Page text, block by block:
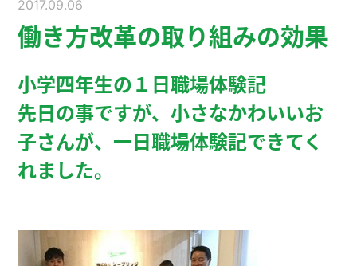
2017.09.06
働き方改革の取り組みの効果
小学四年生の１日職場体験記
先日の事ですが、小さなかわいいお
子さんが、一日職場体験記できてく
れました。